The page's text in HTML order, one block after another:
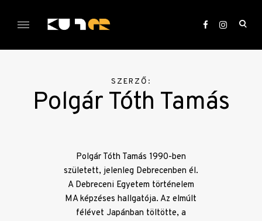
KULTer.hu
SZERZŐ:
Polgár Tóth Tamás
Polgár Tóth Tamás 1990-ben
született, jelenleg Debrecenben él.
A Debreceni Egyetem történelem
MA képzéses hallgatója. Az elmúlt
félévet Japánban töltötte, a